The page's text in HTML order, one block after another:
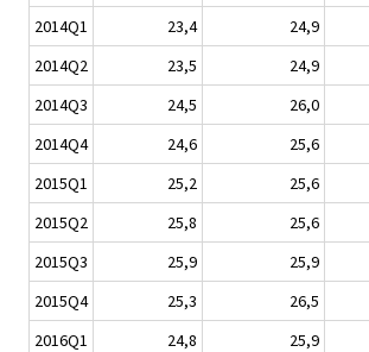
2014Q1
23,4 24,9
2014Q2
23,5 24,9
2014Q3
24,5 26,0
2014Q4
24,6 25,6
2015Q1
25,2 25,6
2015Q2
25,8 25,6
2015Q3
25,9 25,9
2015Q4
25,3 26,5
2016Q1
24,8 25,9